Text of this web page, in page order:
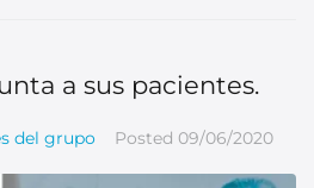
a sus pacientes.
del grupo Posted 09/06/2020